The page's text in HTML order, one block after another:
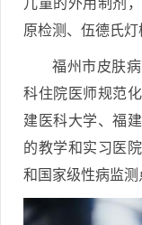
儿童的外用制剂
原检测、伍德氏灯
福州市皮肤
科住院医师规范
建医科大学、福
的教学和实习医
和国家级性病监测